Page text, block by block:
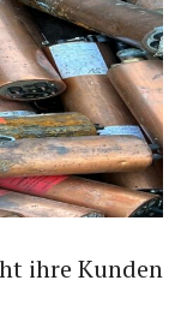
ihre Kunden